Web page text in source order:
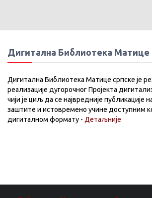
Дигитална Библиотека Матице
Дигитална Библиотека Матице српске је
реализације дугорочног Пројекта
чији је циљ да се највредније публикације
заштите и истовремено учине доступним
дигиталном формату - Детаљније